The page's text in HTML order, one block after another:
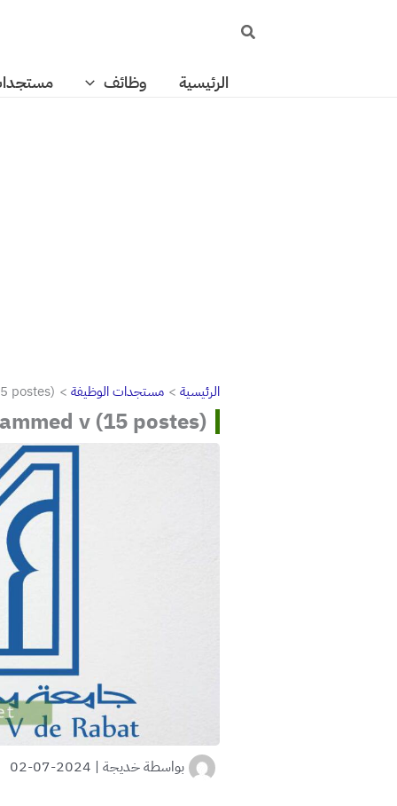
البحث
الرئيسية وظائف
الرئيسية مستجدات الوظيفة postes)
v (15 postes)
بواسطةخديجة |
2024-07-02